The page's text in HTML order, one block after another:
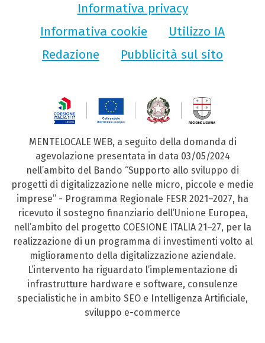
Informativa privacy
Informativa cookie
Utilizzo IA
Redazione
Pubblicità sul sito
MENTELOCALE WEB, a seguito della domanda di
agevolazione presentata in data 03/05/2024
nell’ambito del Bando “Supporto allo sviluppo di
progetti di digitalizzazione nelle micro, piccole e medie
imprese” - Programma Regionale FESR 2021–2027, ha
ricevuto il sostegno finanziario dell’Unione Europea,
nell’ambito del progetto COESIONE ITALIA 21–27, per la
realizzazione di un programma di investimenti volto al
miglioramento della digitalizzazione aziendale.
L’intervento ha riguardato l’implementazione di
infrastrutture hardware e software, consulenze
specialistiche in ambito SEO e Intelligenza Artificiale,
sviluppo e-commerce